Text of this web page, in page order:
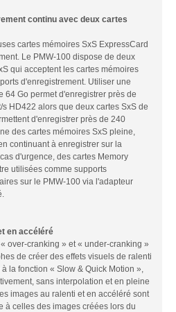
continu avec deux cartes
cartes mémoires SxS ExpressCard
Le PMW-100 dispose de deux
qui acceptent les cartes mémoires
d'enregistrement. Utiliser une
64 Go permet d'enregistrer près de
HD422 alors que deux cartes SxS de
d'enregistrer près de 240
des cartes mémoires SxS pleine,
continuant à enregistrer sur la
d'urgence, des cartes Memory
utilisées comme supports
sur le PMW-100 via l'adapteur
en accéléré
over-cranking » et « under-cranking »
de créer des effets visuels de ralenti
à la fonction « Slow & Quick Motion »,
sans interpolation et en pleine
images au ralenti et en accéléré sont
à celles des images créées lors du